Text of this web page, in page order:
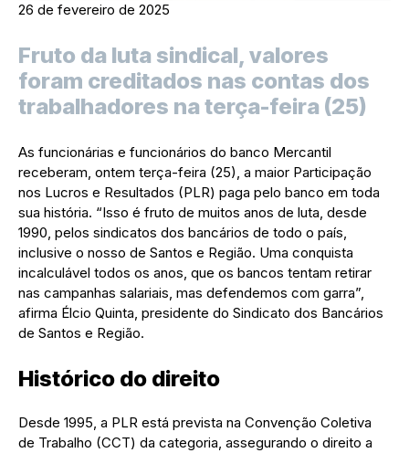
26 de fevereiro de 2025
Fruto da luta sindical, valores
foram creditados nas contas dos
trabalhadores na terça-feira (25)
As funcionárias e funcionários do banco Mercantil
receberam, ontem terça-feira (25), a maior Participação
nos Lucros e Resultados (PLR) paga pelo banco em toda
sua história. “Isso é fruto de muitos anos de luta, desde
1990, pelos sindicatos dos bancários de todo o país,
inclusive o nosso de Santos e Região. Uma conquista
incalculável todos os anos, que os bancos tentam retirar
nas campanhas salariais, mas defendemos com garra”,
afirma Élcio Quinta, presidente do Sindicato dos Bancários
de Santos e Região.
Histórico do direito
Desde 1995, a PLR está prevista na Convenção Coletiva
de Trabalho (CCT) da categoria, assegurando o direito a